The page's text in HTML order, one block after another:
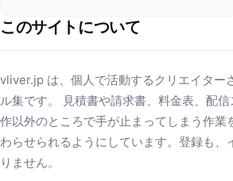
このサイトについて
vliver.jp は、個人で活動するクリエイター
ル集です。 見積書や請求書、料金表、配
作以外のところで手が止まってしまう作業
わらせられるようにしています。登録も、
りません。